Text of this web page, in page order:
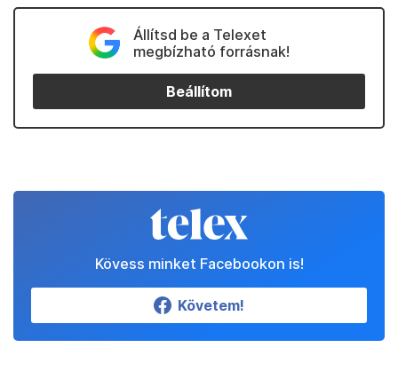
Állítsd be a Telexet
megbízható forrásnak!
Beállítom
Kövess minket Facebookon is!
Követem!